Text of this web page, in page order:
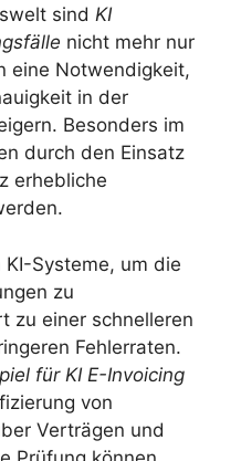
sind KI
nicht mehr nur
eine Notwendigkeit,
in der
Besonders im
durch den Einsatz
erhebliche
Systeme, um die
zu
zu einer schnelleren
Fehlerraten.
für KI E-Invoicing
von
Verträgen und